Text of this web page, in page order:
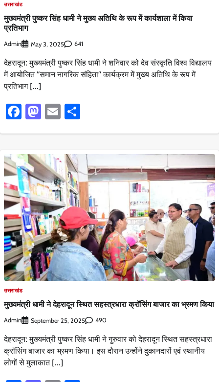
उत्तराखंड
मुख्यमंत्री पुष्कर सिंह धामी ने मुख्य अतिथि के रूप में कार्यशाला में किया
प्रतिभाग
Admin May 3, 2025 641
देहरादून: मुख्यमंत्री पुष्कर सिंह धामी ने शनिवार को देव संस्कृति विश्व विद्यालय
में आयोजित ‘‘समान नागरिक संहिता‘‘ कार्यक्रम में मुख्य अतिथि के रूप में
प्रतिभाग […]
Facebook
Mastodon
Email
उत्तराखंड
मुख्यमंत्री धामी ने देहरादून स्थित सहस्त्रधारा क्रॉसिंग बाजार का भ्रमण किया
Admin September 25, 2025 490
देहरादून: मुख्यमंत्री पुष्कर सिंह धामी ने गुरुवार को देहरादून स्थित सहस्त्रधारा
क्रॉसिंग बाजार का भ्रमण किया। इस दौरान उन्होंने दुकानदारों एवं स्थानीय
लोगों से मुलाकात […]